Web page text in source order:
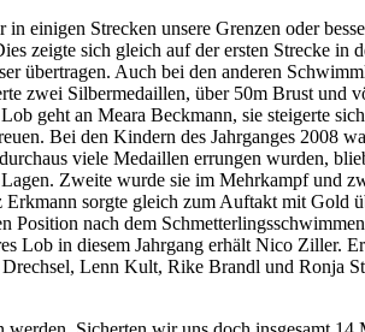
Strecken unsere Grenzen oder
zeigte sich gleich auf der ersten Strecke
übertragen. Auch bei den anderen
zwei Silbermedaillen, über 50m Brust und
geht an Meara Beckmann, sie steigerte
Bei den Kindern des Jahrganges 2008
viele Medaillen errungen wurden,
Zweite wurde sie im Mehrkampf und
sorgte gleich zum Auftakt mit Gold
nach dem
Lob in diesem Jahrgang erhält Nico Ziller.
Lenn Kult, Rike Brandl und Ronja